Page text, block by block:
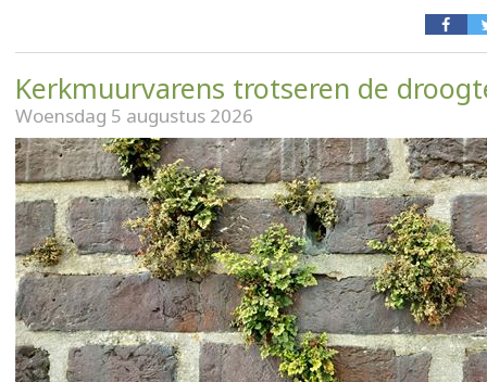
Kerkmuurvarens trotseren de
Woensdag 5 augustus 2026